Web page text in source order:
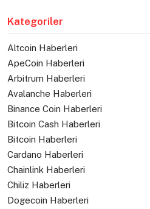
Kategoriler
Altcoin Haberleri
ApeCoin Haberleri
Arbitrum Haberleri
Avalanche Haberleri
Binance Coin Haberleri
Bitcoin Cash Haberleri
Bitcoin Haberleri
Cardano Haberleri
Chainlink Haberleri
Chiliz Haberleri
Dogecoin Haberleri